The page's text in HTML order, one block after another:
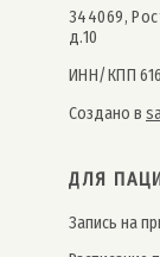
344069,
д.10
ИНН/КПП
Создано в
ДЛЯ
Запись на